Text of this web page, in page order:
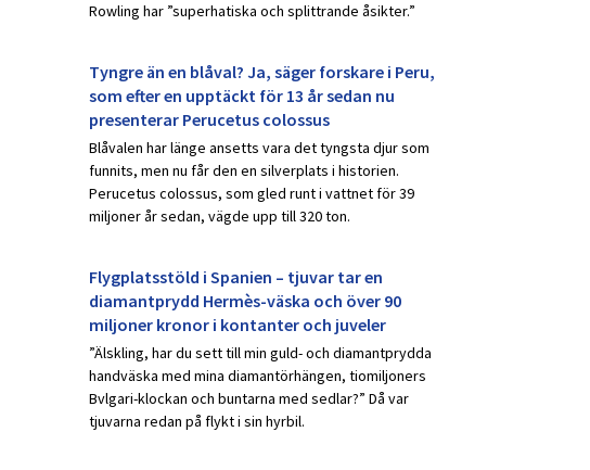
Rowling har ”superhatiska och splittrande åsikter.”
Tyngre än en blåval? Ja, säger forskare i Peru,
som efter en upptäckt för 13 år sedan nu
presenterar Perucetus colossus
Blåvalen har länge ansetts vara det tyngsta djur som
funnits, men nu får den en silverplats i historien.
Perucetus colossus, som gled runt i vattnet för 39
miljoner år sedan, vägde upp till 320 ton.
Flygplatsstöld i Spanien – tjuvar tar en
diamantprydd Hermès-väska och över 90
miljoner kronor i kontanter och juveler
”Älskling, har du sett till min guld- och diamantprydda
handväska med mina diamantörhängen, tiomiljoners
Bvlgari-klockan och buntarna med sedlar?” Då var
tjuvarna redan på flykt i sin hyrbil.